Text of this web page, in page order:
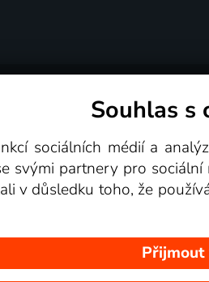
Souhlas s
sociálních médií a
svými partnery pro
v důsledku toho, že
Přijmout